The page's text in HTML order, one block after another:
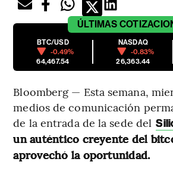
ÚLTIMAS
BTC/USD
-0.49%
64,467.54
NASDAQ
-0.83%
26,363.44
Bloomberg — Esta semana,
medios de comunicación
de la entrada de la sede del
un auténtico creyente del
aprovechó la oportunidad.